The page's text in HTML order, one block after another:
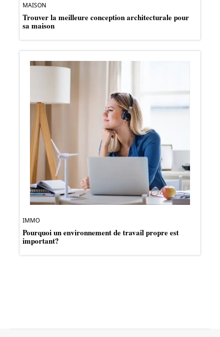
MAISON
Trouver la meilleure conception architecturale pour
sa maison
IMMO
Pourquoi un environnement de travail propre est
important?